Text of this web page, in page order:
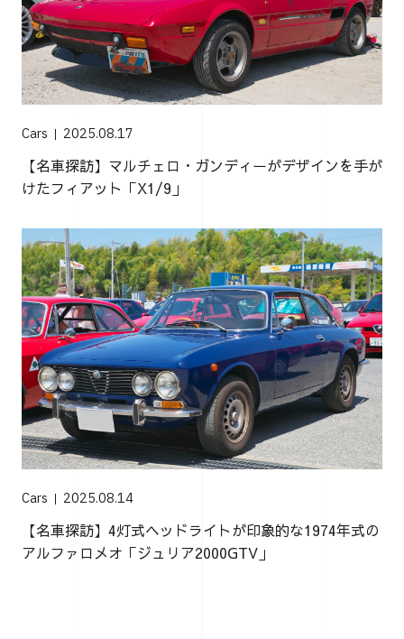
Cars 2025.08.17
【名車探訪】マルチェロ・ガンディーがデザインを手が
けたフィアット「X1/9」
Cars 2025.08.14
【名車探訪】4灯式ヘッドライトが印象的な1974年式の
アルファロメオ「ジュリア2000GTV」